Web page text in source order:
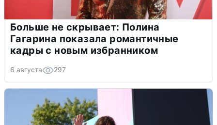
Больше не скрывает: Полина
Гагарина показала романтичные
кадры с новым избранником
6 августа 297